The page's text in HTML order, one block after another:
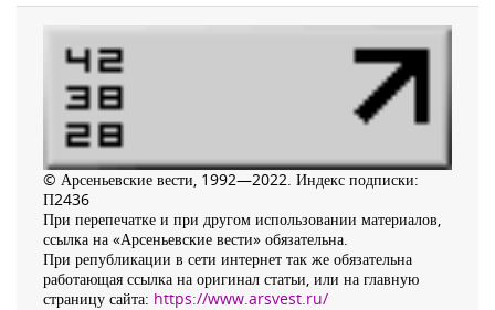
© Арсеньевские вести, 1992—2022. Индекс подписки:
П2436
При перепечатке и при другом использовании материалов,
ссылка на «Арсеньевские вести» обязательна.
При републикации в сети интернет так же обязательна
работающая ссылка на оригинал статьи, или на главную
страницу сайта: https://www.arsvest.ru/